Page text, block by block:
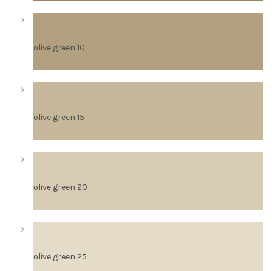
olive green 10
olive green 15
olive green 20
olive green 25